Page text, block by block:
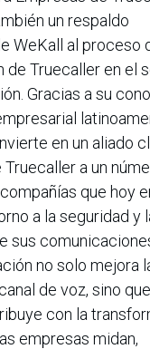
un respaldo
WeKall al proceso
de Truecaller en el
Gracias a su
en un aliado
a un
que hoy
a la seguridad y
sus
no solo mejora
de voz, sino que
con la
empresas midan,